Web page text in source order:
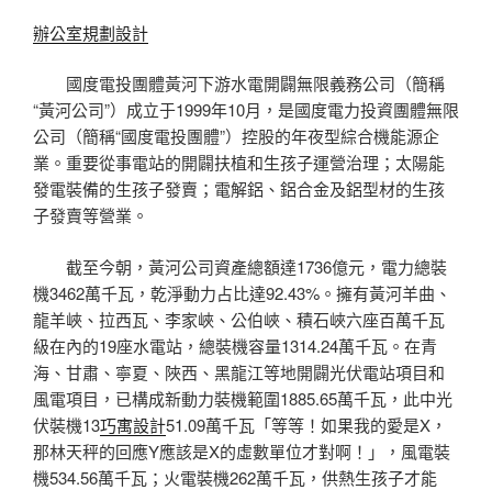
辦公室規劃設計
國度電投團體黃河下游水電開闢無限義務公司（簡稱
“黃河公司”）成立于1999年10月，是國度電力投資團體無限
公司（簡稱“國度電投團體”）控股的年夜型綜合機能源企
業。重要從事電站的開闢扶植和生孩子運營治理；太陽能
發電裝備的生孩子發賣；電解鋁、鋁合金及鋁型材的生孩
子發賣等營業。
截至今朝，黃河公司資產總額達1736億元，電力總裝
機3462萬千瓦，乾淨動力占比達92.43%。擁有黃河羊曲、
龍羊峽、拉西瓦、李家峽、公伯峽、積石峽六座百萬千瓦
級在內的19座水電站，總裝機容量1314.24萬千瓦。在青
海、甘肅、寧夏、陜西、黑龍江等地開闢光伏電站項目和
風電項目，已構成新動力裝機範圍1885.65萬千瓦，此中光
伏裝機13巧寓設計51.09萬千瓦「等等！如果我的愛是X，
那林天秤的回應Y應該是X的虛數單位才對啊！」，風電裝
機534.56萬千瓦；火電裝機262萬千瓦，供熱生孩子才能